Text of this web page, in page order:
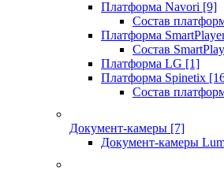
Платформа Navori [9]
Состав
Платформа
Состав
Платформа LG [1]
Платформа Spinetix
Состав
Документ-камеры [7]
Документ-камеры